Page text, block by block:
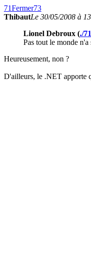
71Fermer73
ThibautLe 30/05/2008 à
Lionel Debroux (./71
Pas tout le monde
Heureusement, non ?
D'ailleurs, le .NET apporte